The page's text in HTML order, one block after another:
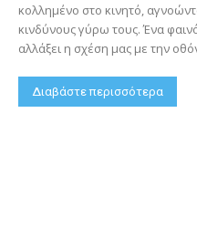
κολλημένο στο κινητό,
κινδύνους γύρω τους. Ένα
αλλάξει η σχέση μας με την
Διαβάστε περισσότερα